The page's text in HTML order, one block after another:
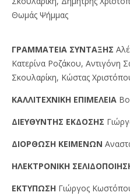
Θωμάς Ψήμμας
ΓPAMMATEIA ΣYNTAΞHΣ
Κατερίνα Ροζάκου, Αντιγόνη
Σκουλαρίκη, Κώστας
KAΛΛITEXNIKH EΠIMEΛEIA
ΔIEYΘYNTHΣ EKΔOΣHΣ
ΔIOPΘΩΣH KEIMENΩN
HΛEKTPONIKH
EKTYΠΩΣH Γιώργος